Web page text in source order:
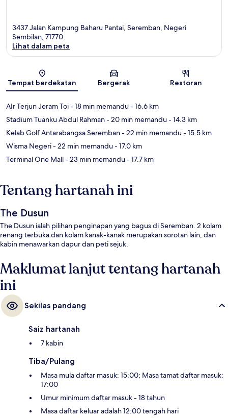
3437 Jalan Kampung Baharu Pantai, Seremban, Negeri
Sembilan, 71770
Lihat dalam peta
Tempat berdekatan Bergerak Restoran
AIr Terjun Jeram Toi- 18 min memandu- 16.6 km
Stadium Tuanku Abdul Rahman- 20 min memandu- 14.3 km
Kelab Golf Antarabangsa Seremban- 22 min memandu- 15.5 km
Wisma Negeri- 22 min memandu- 17.0 km
Terminal One Mall- 23 min memandu- 17.7 km
Tentang hartanah ini
The Dusun
The Dusun ialah pilihan penginapan yang bagus di Seremban. 2 kolam
renang terbuka dan kolam kanak-kanak merupakan sorotan lain, dan
kabin menawarkan dapur dan peti sejuk.
Maklumat lanjut tentang hartanah
ini
Sekilas pandang
Saiz hartanah
7 kabin
Tiba/Pulang
Masa mula daftar masuk: 15:00; Masa tamat daftar masuk:
17:00
Umur minimum daftar masuk - 18 tahun
Masa daftar keluar adalah 12:00 tengah hari